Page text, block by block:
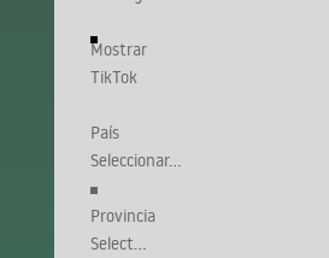
Mostrar
TikTok
País
Provincia